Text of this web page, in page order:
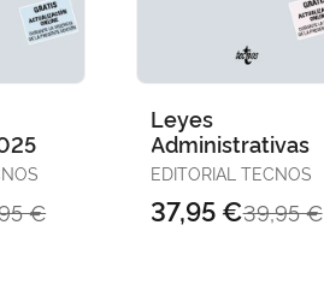
€
Leyes
Administrativas
EDITORIAL TECNOS
39,95 €
37,95 €